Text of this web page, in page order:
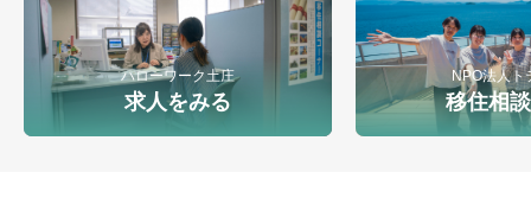
ハローワーク土庄
求人をみる
NPO法人ト
移住相